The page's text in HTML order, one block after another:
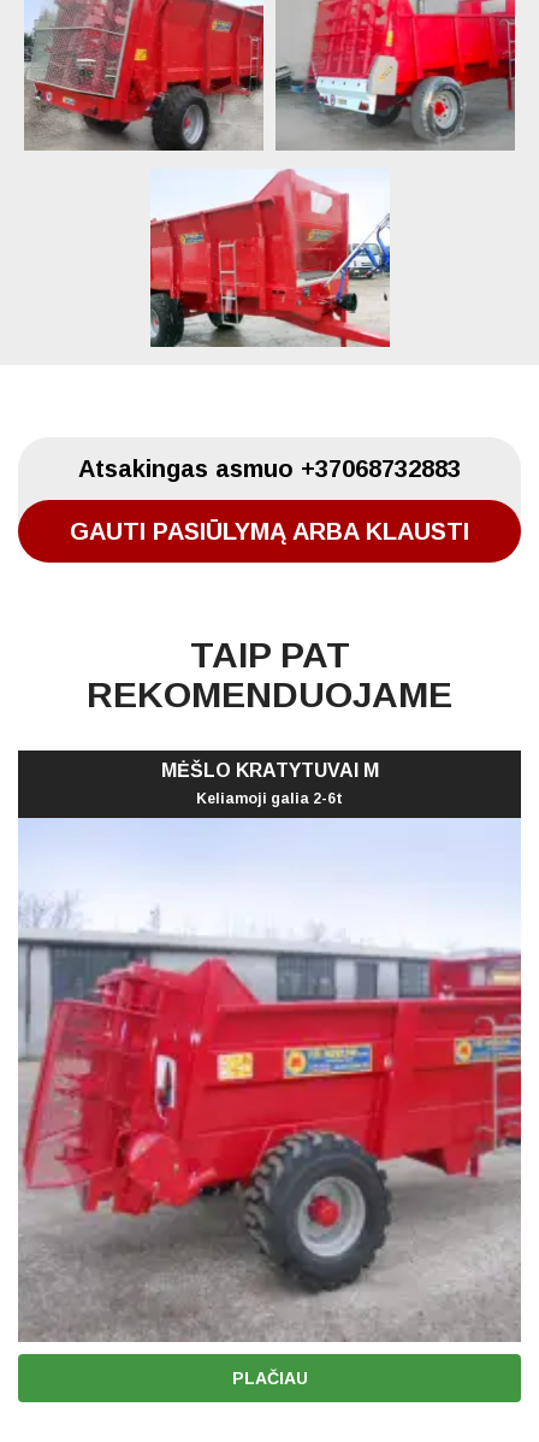
Atsakingas asmuo +37068732883
GAUTI PASIŪLYMĄ ARBA KLAUSTI
TAIP PAT
REKOMENDUOJAME
MĖŠLO KRATYTUVAI M
Keliamoji galia 2-6t
PLAČIAU